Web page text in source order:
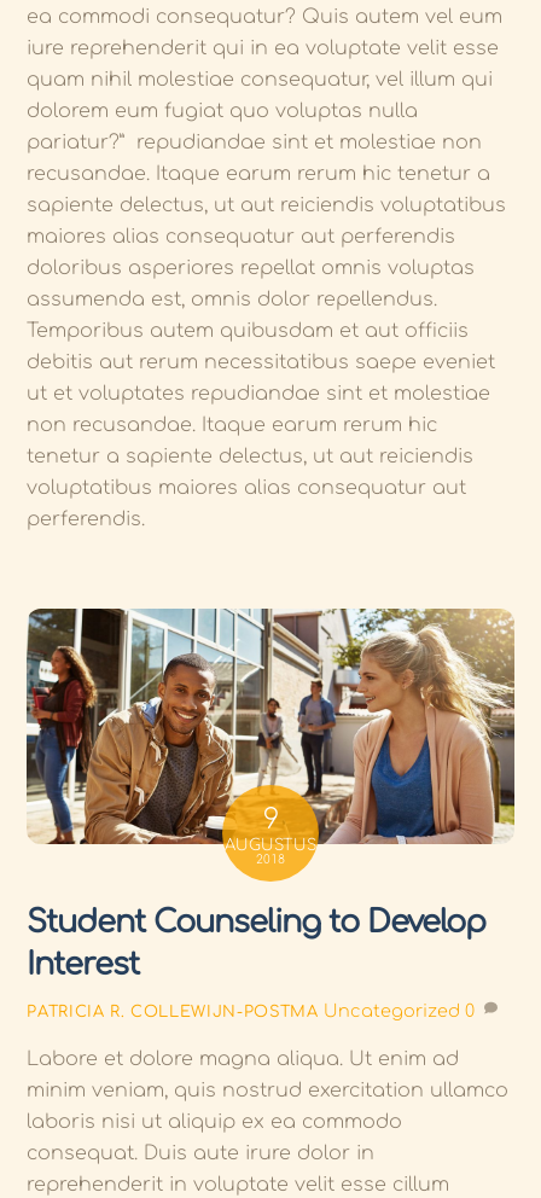
ea commodi consequatur? Quis autem vel eum
iure reprehenderit qui in ea voluptate velit esse
quam nihil molestiae consequatur, vel illum qui
dolorem eum fugiat quo voluptas nulla
pariatur?” repudiandae sint et molestiae non
recusandae. Itaque earum rerum hic tenetur a
sapiente delectus, ut aut reiciendis voluptatibus
maiores alias consequatur aut perferendis
doloribus asperiores repellat omnis voluptas
assumenda est, omnis dolor repellendus.
Temporibus autem quibusdam et aut officiis
debitis aut rerum necessitatibus saepe eveniet
ut et voluptates repudiandae sint et molestiae
non recusandae. Itaque earum rerum hic
tenetur a sapiente delectus, ut aut reiciendis
voluptatibus maiores alias consequatur aut
perferendis.
9
AUGUSTUS
2018
Student Counseling to Develop
Interest
PATRICIA R. COLLEWIJN-POSTMA Uncategorized 0
Labore et dolore magna aliqua. Ut enim ad
minim veniam, quis nostrud exercitation ullamco
laboris nisi ut aliquip ex ea commodo
consequat. Duis aute irure dolor in
reprehenderit in voluptate velit esse cillum